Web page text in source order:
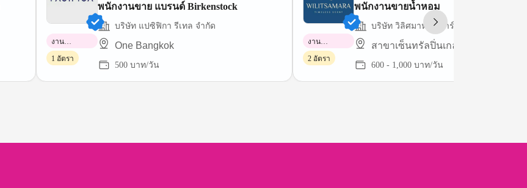
พนักงานขาย แบรนด์ Birkenstock
บริษัท แปซิฟิกา รีเทล จำกัด
One Bangkok
500 บาท/วัน
งาน
พาร์ทไทม์
1 อัตรา
พนักงานขายน้ำหอม
บริษัท วิลิศมาหรา พาร์ฟูมส์ จำกัด
สาขาเซ็นทรัลปิ่นเกล้า
600 - 1,000 บาท/วัน
งาน
พาร์ทไทม์
2 อัตรา